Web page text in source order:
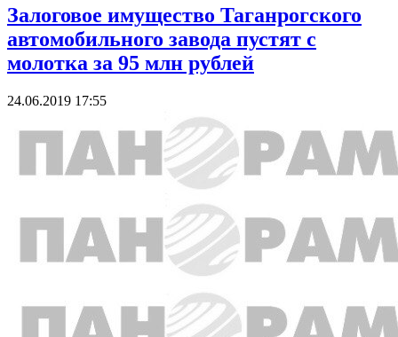
Залоговое имущество Таганрогского
автомобильного завода пустят с
молотка за 95 млн рублей
24.06.2019 17:55